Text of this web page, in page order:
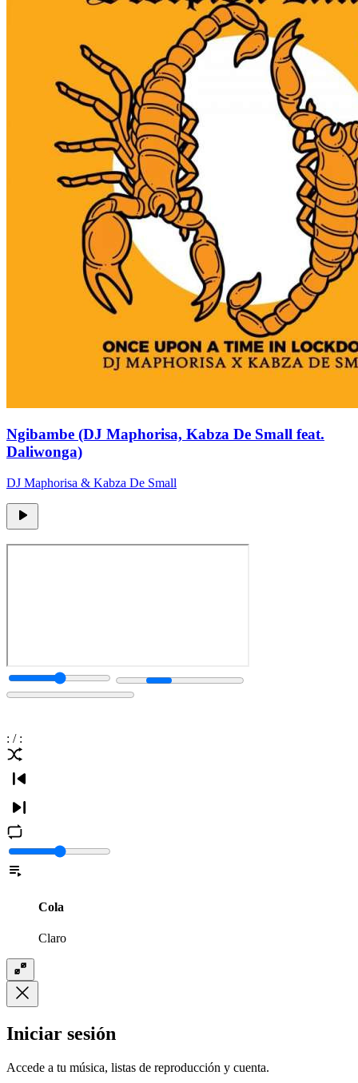
Ngibambe (DJ Maphorisa, Kabza De Small feat.
Daliwonga)
DJ Maphorisa & Kabza De Small
: / :
Cola
Claro
Iniciar sesión
Accede a tu música, listas de reproducción y cuenta.